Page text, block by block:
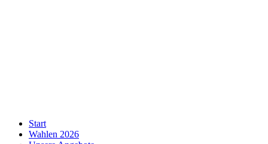
Neukölln
Start
Wahlen 2026